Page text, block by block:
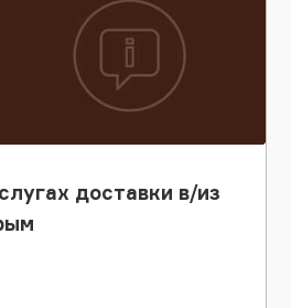
доставки в/из